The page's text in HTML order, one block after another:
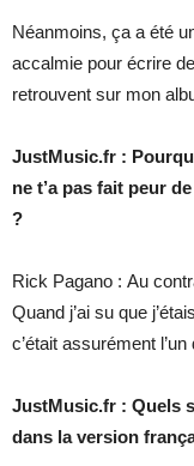
Néanmoins, ça a été
accalmie pour écrire
retrouvent sur mon
JustMusic.fr :
ne t’a pas fait peur
?
Rick Pagano : Au
Quand j’ai su que
c’était assurément
JustMusic.fr : Quels
dans la version